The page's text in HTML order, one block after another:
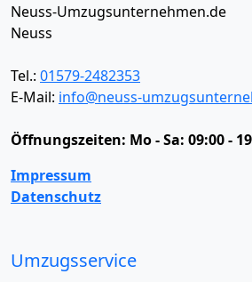
Neuss-Umzugsunternehmen.de
Neuss
Tel.: 01579-2482353
E-Mail: info@neuss-
Öffnungszeiten: Mo - Sa: 09:00 -
Impressum
Datenschutz
Umzugsservice